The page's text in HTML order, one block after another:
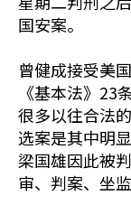
国安案。
曾健成接受美
《基本法》23
很多以往合法
选案是其中明
梁国雄因此被
审、判案、坐